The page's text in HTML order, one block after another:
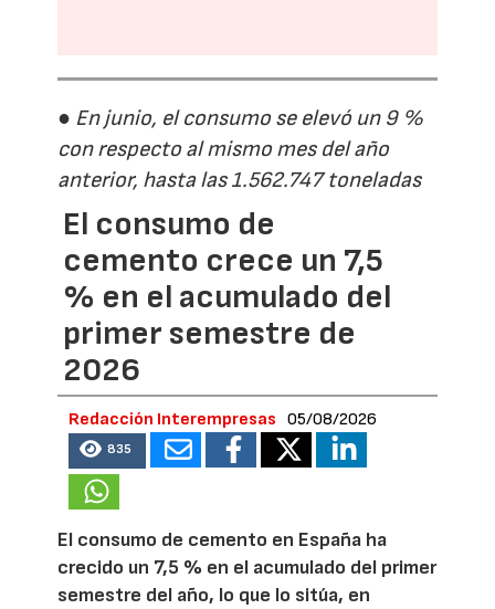
● En junio, el consumo se elevó un 9 %
con respecto al mismo mes del año
anterior, hasta las 1.562.747 toneladas
El consumo de
cemento crece un 7,5
% en el acumulado del
primer semestre de
2026
Redacción Interempresas 05/08/2026
835
El consumo de cemento en España ha
crecido un 7,5 % en el acumulado del primer
semestre del año, lo que lo sitúa, en